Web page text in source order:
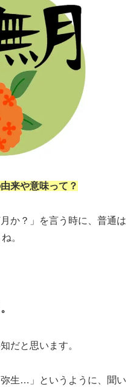
来や意味って？
か？」を言う時に、普通は
。
だと思います。
生…」というように、聞い